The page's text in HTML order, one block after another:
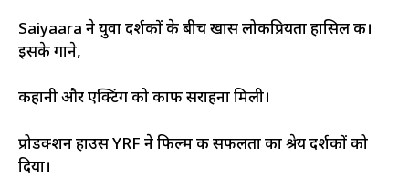
Saiyaara ने युवा दर्शकों के बीच खास लोकप्रियता हासिल की।
इसके गाने,
कहानी और एक्टिंग को काफी सराहना मिली।
प्रोडक्शन हाउस YRF ने फिल्म की सफलता का श्रेय दर्शकों को
दिया।